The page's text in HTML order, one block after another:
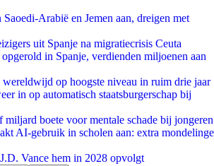
Arabië en Jemen aan, dreigen met
uit Spanje na migratiecrisis Ceuta
in Spanje, verdienden miljoenen aan
wereldwijd op hoogste niveau in ruim drie jaar
in op automatisch staatsburgerschap bij
boete voor mentale schade bij jongeren
AI-gebruik in scholen aan: extra mondelinge
Vance hem in 2028 opvolgt